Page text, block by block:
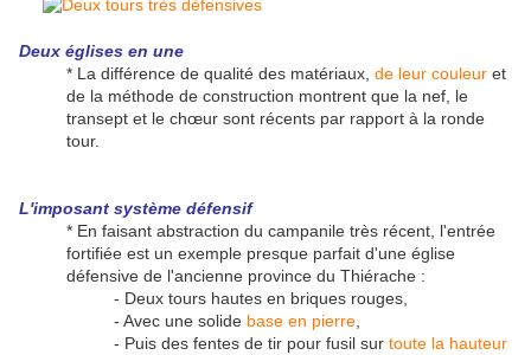
Deux églises en une
* La différence de qualité des matériaux, de leur couleur et
de la méthode de construction montrent que la nef, le
transept et le chœur sont récents par rapport à la ronde
tour.
L'imposant système défensif
* En faisant abstraction du campanile très récent, l'entrée
fortifiée est un exemple presque parfait d'une église
défensive de l'ancienne province du Thiérache :
- Deux tours hautes en briques rouges,
- Avec une solide base en pierre
- Puis des fentes de tir pour fusil sur toute la hauteur